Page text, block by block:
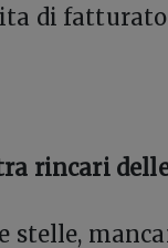
di
rincari
stelle,